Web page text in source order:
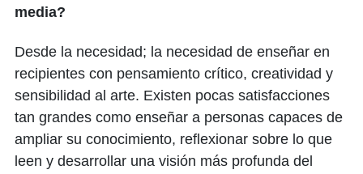
media?
Desde la necesidad; la necesidad de enseñar en
recipientes con pensamiento crítico, creatividad y
sensibilidad al arte. Existen pocas satisfacciones
tan grandes como enseñar a personas capaces de
ampliar su conocimiento, reflexionar sobre lo que
leen y desarrollar una visión más profunda del